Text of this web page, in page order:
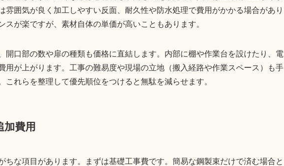
雰囲気が良く加工しやすい反面、耐久性や防水処理で費用がかかる場合があり
スが楽ですが、素材自体の単価が高いこともあります。
開口部の数や扉の種類も価格に直結します。内部に棚や作業台を設けたり、電
用が上がります。工事の難易度や現場の立地（搬入経路や作業スペース）も手
これらを整理して優先順位をつけると無駄を減らせます。
加費用
ちな項目があります。まずは基礎工事費です。簡易な鋼製束だけで済む場合と